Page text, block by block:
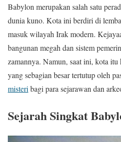
Babylon merupakan salah satu
dunia kuno. Kota ini berdiri di
masuk wilayah Irak modern.
bangunan megah dan sistem
zamannya. Namun, saat ini, kota itu
yang sebagian besar tertutup oleh
misteri bagi para sejarawan dan
Sejarah Singkat